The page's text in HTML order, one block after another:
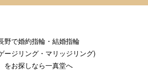
野で婚約指輪・結婚指輪
ージリング・マリッジリング)
をお探しなら一真堂へ